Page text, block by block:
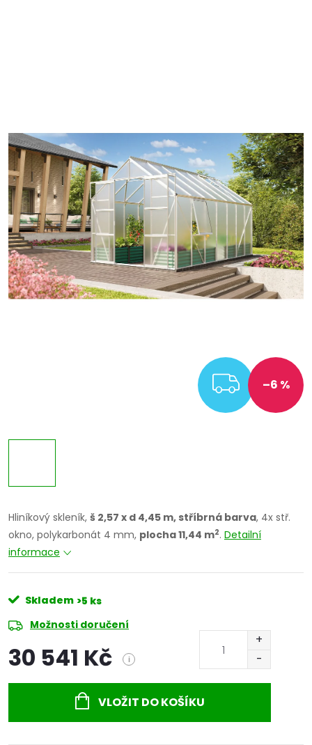
–6 %
Hliníkový skleník, š 2,57 x d 4,45 m, stříbrná barva, 4x stř.
okno, polykarbonát 4 mm, plocha 11,44 m2. Detailní
informace
Skladem >5 ks
Možnosti doručení
30 541 Kč i
VLOŽIT DO KOŠÍKU